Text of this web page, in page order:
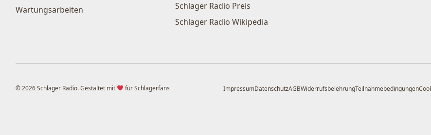
Wartungsarbeiten
Schlager Radio Preis
Schlager Radio Wikipedia
© 2026 Schlager Radio. Gestaltet mit für Schlagerfans ImpressumDatenschutzAGBWiderrufsbelehrungTeilnahmebedingungen